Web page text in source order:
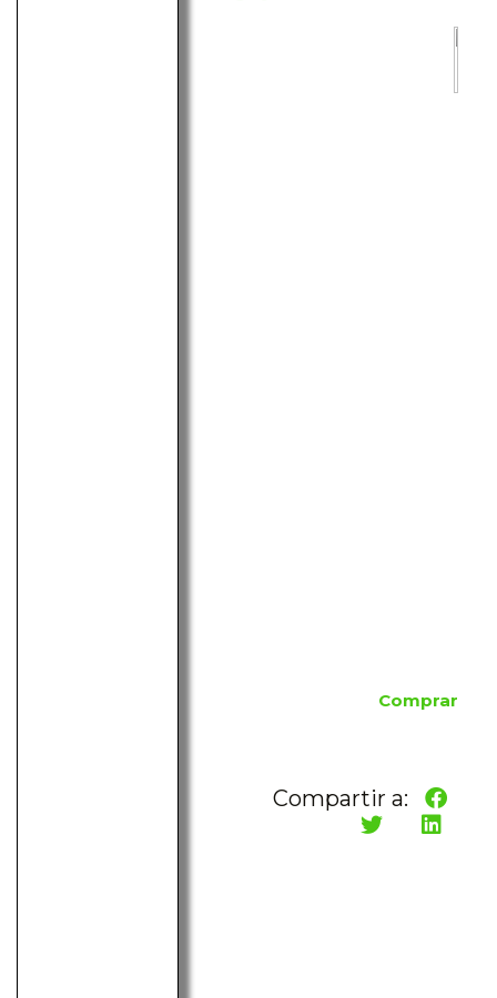
Comprar
Compartir a: